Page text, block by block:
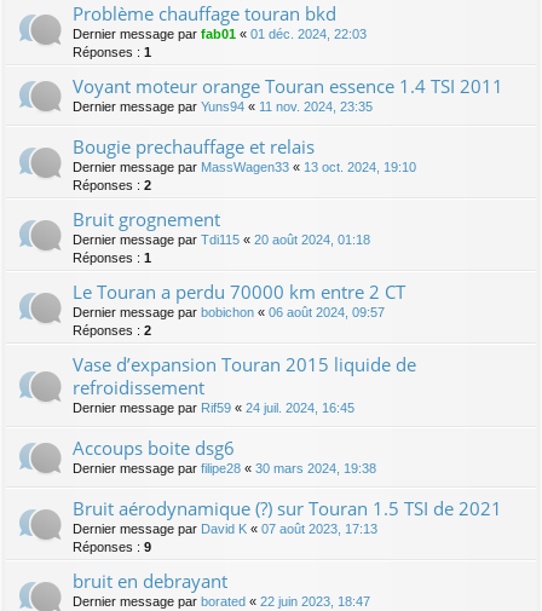
Problème chauffage touran bkd
Dernier message par fab01 « 01 déc. 2024, 22:03
Réponses : 1
Voyant moteur orange Touran essence 1.4 TSI 2011
Dernier message par Yuns94 « 11 nov. 2024, 23:35
Bougie prechauffage et relais
Dernier message par MassWagen33 « 13 oct. 2024, 19:10
Réponses : 2
Bruit grognement
Dernier message par Tdi115 « 20 août 2024, 01:18
Réponses : 1
Le Touran a perdu 70000 km entre 2 CT
Dernier message par bobichon « 06 août 2024, 09:57
Réponses : 2
Vase d’expansion Touran 2015 liquide de
refroidissement
Dernier message par Rif59 « 24 juil. 2024, 16:45
Accoups boite dsg6
Dernier message par filipe28 « 30 mars 2024, 19:38
Bruit aérodynamique (?) sur Touran 1.5 TSI de 2021
Dernier message par David K « 07 août 2023, 17:13
Réponses : 9
bruit en debrayant
Dernier message par borated « 22 juin 2023, 18:47